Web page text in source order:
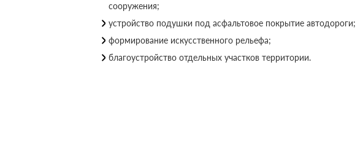
сооружения;
устройство подушки под асфальтовое покрытие автодороги;
формирование искусственного рельефа;
благоустройство отдельных участков территории.